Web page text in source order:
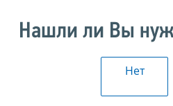
Нашли ли Вы
Нет